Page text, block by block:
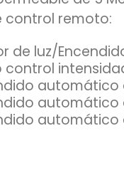
control remoto:
de luz/
control
automático
automático
automático